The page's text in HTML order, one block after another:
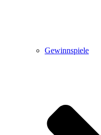
Gewinnspiele